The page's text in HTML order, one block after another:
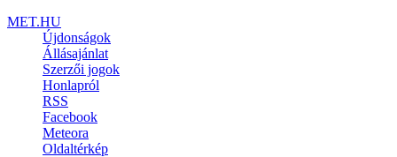
MET.HU
Újdonságok
Állásajánlat
Szerzői jogok
Honlapról
RSS
Facebook
Meteora
Oldaltérkép